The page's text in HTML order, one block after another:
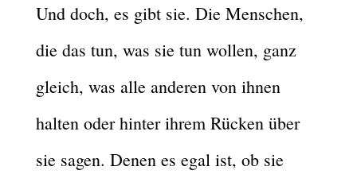
Und doch, es gibt sie. Die Menschen,
die das tun, was sie tun wollen, ganz
gleich, was alle anderen von ihnen
halten oder hinter ihrem Rücken über
sie sagen. Denen es egal ist, ob sie